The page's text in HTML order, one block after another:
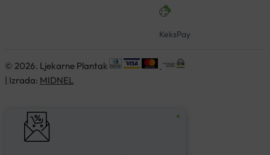
KeksPay
© 2026. Ljekarne Plantak
| Izrada: MIDNEL